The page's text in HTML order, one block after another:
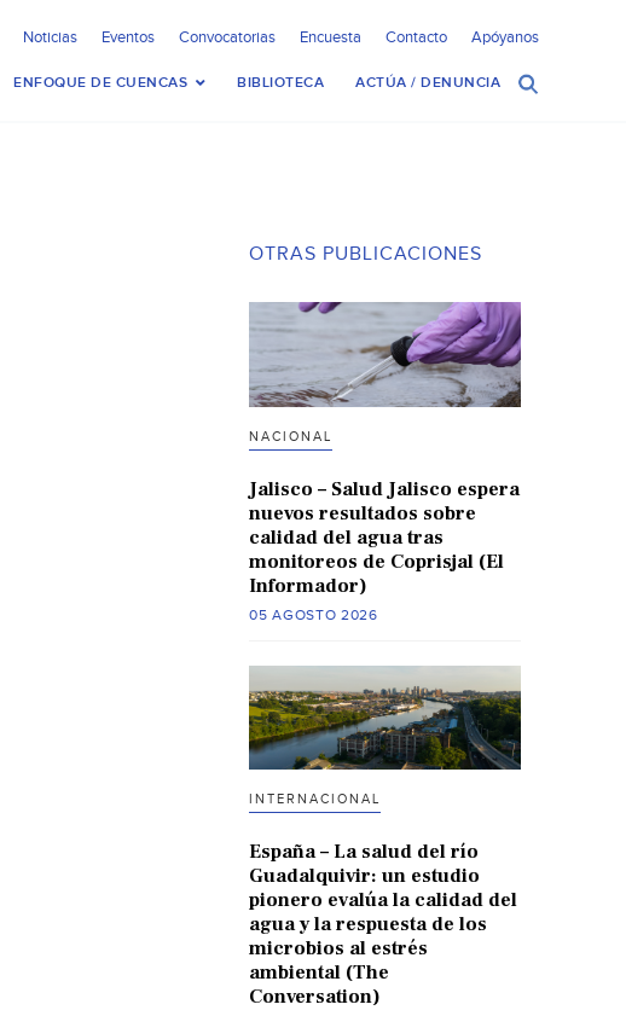
Noticias Eventos Convocatorias Encuesta Contacto Apóyanos
ENFOQUE DE CUENCAS BIBLIOTECA ACTÚA / DENUNCIA
OTRAS PUBLICACIONES
NACIONAL
Jalisco – Salud Jalisco espera
nuevos resultados sobre
calidad del agua tras
monitoreos de Coprisjal (El
Informador)
05 AGOSTO 2026
INTERNACIONAL
España – La salud del río
Guadalquivir: un estudio
pionero evalúa la calidad del
agua y la respuesta de los
microbios al estrés
ambiental (The
Conversation)